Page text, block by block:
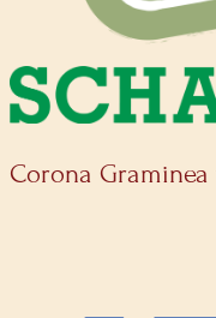
Corona